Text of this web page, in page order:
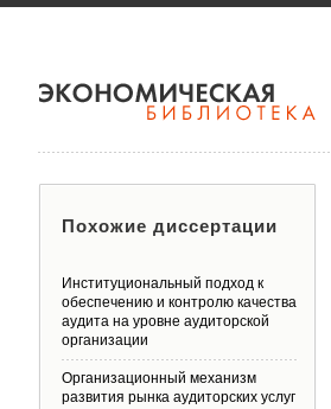
Похожие диссертации
Институциональный подход к
обеспечению и контролю качества
аудита на уровне аудиторской
организации
Организационный механизм
развития рынка аудиторских услуг